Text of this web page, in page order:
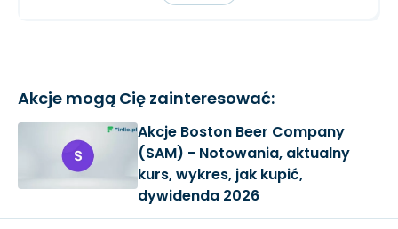
Akcje mogą Cię zainteresować:
Akcje Boston Beer Company
(SAM) - Notowania, aktualny
kurs, wykres, jak kupić,
dywidenda 2026